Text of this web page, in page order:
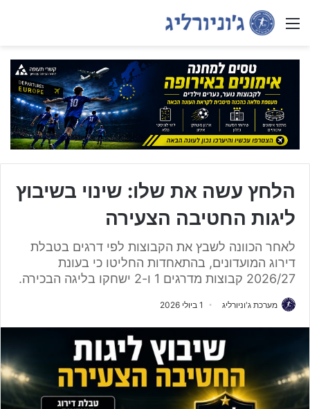
Menu
הלחץ עשה את שלו: שינוי בשיבוץ
ליגות החטיבה הצעירה
לאחר הכוונה לשבץ את הקבוצות לפי דרגים בטבלת
דירוג המועדונים, בהתאחדות החליטו כי בעונת
2026/27 קבוצות מדרגים 1 ו-2 ישחקו בליגה הבכירה.
מערכת ג'וניורליג 1 ביולי 2026